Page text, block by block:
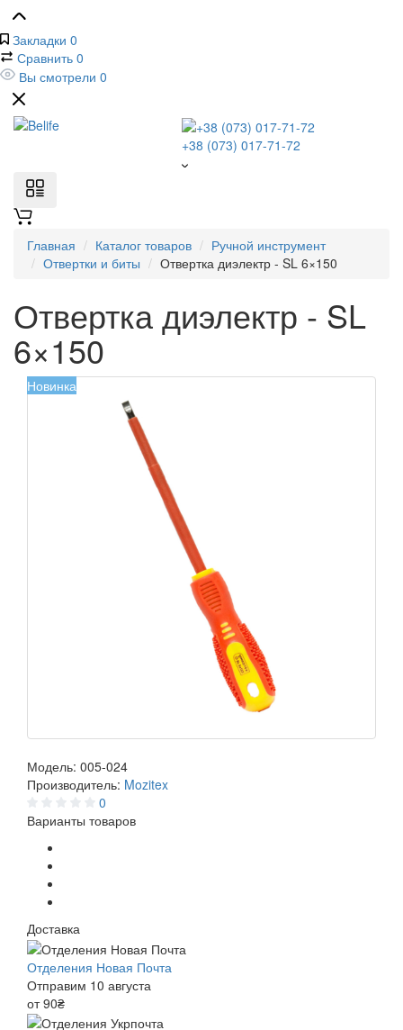
Закладки 0
Сравнить 0
Вы смотрели 0
+38 (073) 017-71-72
Главная Каталог товаров
Ручной инструмент
Отвертки и биты
Отвертка диэлектр - SL 6×150
Отвертка диэлектр - SL
6×150
Новинка
Модель: 005-024
Производитель: Mozitex
0
Варианты товаров
Доставка
Отделения Новая Почта
Отправим 10 августа
от 90₴